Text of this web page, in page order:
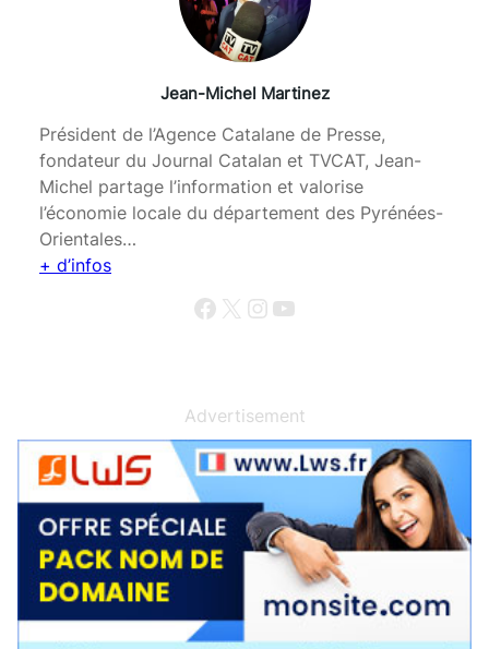
Jean-Michel Martinez
Président de l’Agence Catalane de Presse,
fondateur du Journal Catalan et TVCAT, Jean-
Michel partage l’information et valorise
l’économie locale du département des Pyrénées-
Orientales…
+ d’infos
Facebook X Instagram YouTube
Advertisement